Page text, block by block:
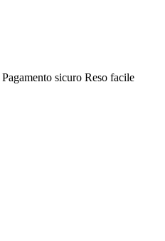
Pagamento sicuro Reso facile